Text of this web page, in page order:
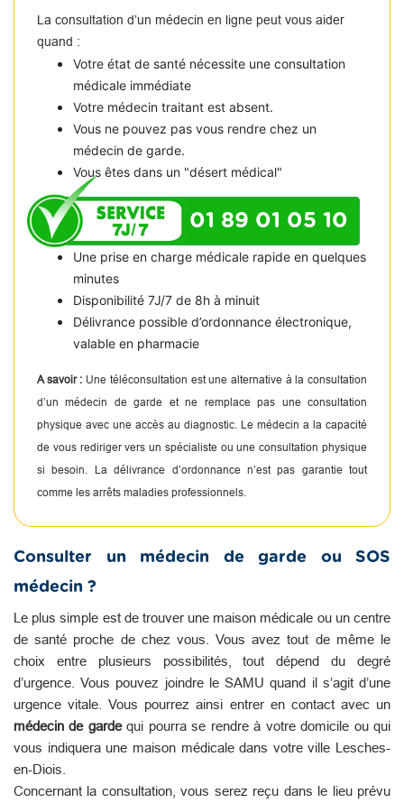
La consultation d’un médecin en ligne peut vous aider
quand :
Votre état de santé nécessite une consultation
médicale immédiate
Votre médecin traitant est absent.
Vous ne pouvez pas vous rendre chez un
médecin de garde.
Vous êtes dans un "désert médical"
01 89 01 05 10
Une prise en charge médicale rapide en quelques
minutes
Disponibilité 7J/7 de 8h à minuit
Délivrance possible d’ordonnance électronique,
valable en pharmacie
A savoir : Une téléconsultation est une alternative à la consultation
d’un médecin de garde et ne remplace pas une consultation
physique avec une accès au diagnostic. Le médecin a la capacité
de vous rediriger vers un spécialiste ou une consultation physique
si besoin. La délivrance d’ordonnance n’est pas garantie tout
comme les arrêts maladies professionnels.
Consulter un médecin de garde ou SOS
médecin ?
Le plus simple est de trouver une maison médicale ou un centre
de santé proche de chez vous. Vous avez tout de même le
choix entre plusieurs possibilités, tout dépend du degré
d’urgence. Vous pouvez joindre le SAMU quand il s’agit d’une
urgence vitale. Vous pourrez ainsi entrer en contact avec un
médecin de gardequi pourra se rendre à votre domicile ou qui
vous indiquera une maison médicale dans votre ville Lesches-
en-Diois.
Concernant la consultation, vous serez reçu dans le lieu prévu